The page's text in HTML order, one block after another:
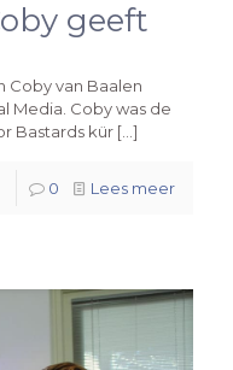
geeft
Coby van Baalen
Media. Coby was de
Bastards kür […]
0 Lees meer